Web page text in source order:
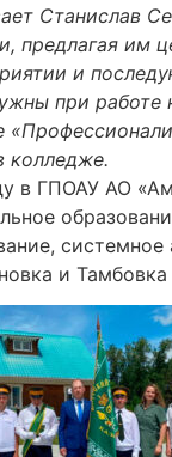
Станислав
предлагая им
и
при работе
колледже.
в ГПОАУ АО
и